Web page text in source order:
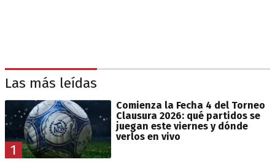
Las más leídas
1
Comienza la Fecha 4 del Torneo
Clausura 2026: qué partidos se
juegan este viernes y dónde
verlos en vivo